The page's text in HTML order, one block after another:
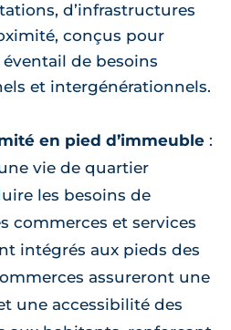
d’infrastructures
conçus pour
de besoins
et intergénérationnels.
en pied d’immeuble :
vie de quartier
les besoins de
commerces et services
intégrés aux pieds des
assureront une
une accessibilité des